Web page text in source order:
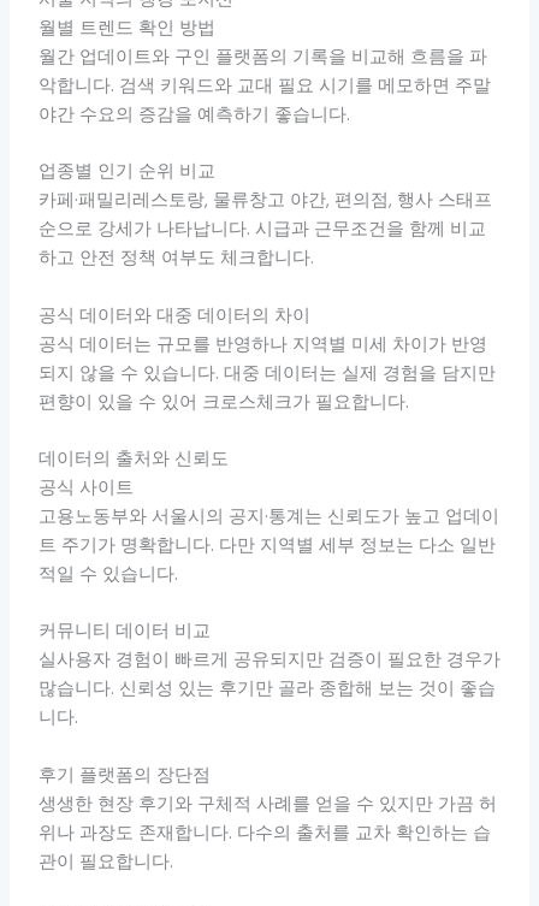
월별 트렌드 확인 방법
월간 업데이트와 구인 플랫폼의 기록을 비교해 흐름을 파
악합니다. 검색 키워드와 교대 필요 시기를 메모하면 주말
야간 수요의 증감을 예측하기 좋습니다.
업종별 인기 순위 비교
카페·패밀리레스토랑, 물류창고 야간, 편의점, 행사 스태프
순으로 강세가 나타납니다. 시급과 근무조건을 함께 비교
하고 안전 정책 여부도 체크합니다.
공식 데이터와 대중 데이터의 차이
공식 데이터는 규모를 반영하나 지역별 미세 차이가 반영
되지 않을 수 있습니다. 대중 데이터는 실제 경험을 담지만
편향이 있을 수 있어 크로스체크가 필요합니다.
데이터의 출처와 신뢰도
공식 사이트
고용노동부와 서울시의 공지·통계는 신뢰도가 높고 업데이
트 주기가 명확합니다. 다만 지역별 세부 정보는 다소 일반
적일 수 있습니다.
커뮤니티 데이터 비교
실사용자 경험이 빠르게 공유되지만 검증이 필요한 경우가
많습니다. 신뢰성 있는 후기만 골라 종합해 보는 것이 좋습
니다.
후기 플랫폼의 장단점
생생한 현장 후기와 구체적 사례를 얻을 수 있지만 가끔 허
위나 과장도 존재합니다. 다수의 출처를 교차 확인하는 습
관이 필요합니다.